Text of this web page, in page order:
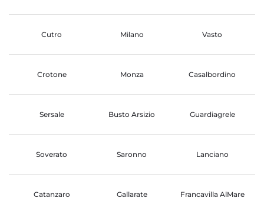
Cutro Milano Vasto
Crotone Monza Casalbordino
Sersale Busto Arsizio Guardiagrele
Soverato Saronno Lanciano
Catanzaro Gallarate Francavilla AlMare